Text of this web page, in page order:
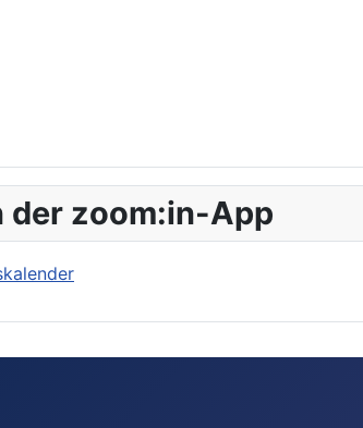
der zoom:in-App